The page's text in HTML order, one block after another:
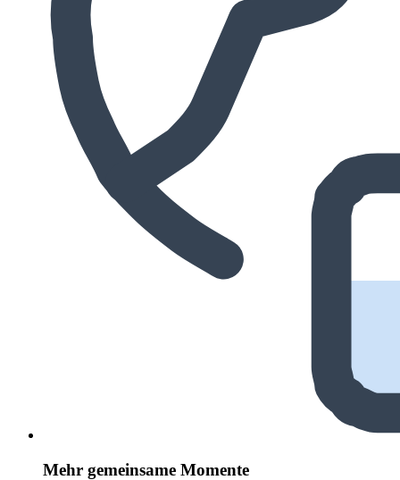
Mehr gemeinsame Momente